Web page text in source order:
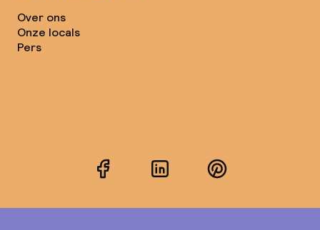
Over ons
Onze locals
Pers
FacebookLinkedInPinterest